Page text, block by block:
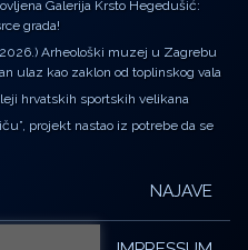
Galerija Krsto Hegedušić:
grada!
Arheološki muzej u Zagrebu
ulaz kao zaklon od toplinskog vala
hrvatskih sportskih velikana
projekt nastao iz potrebe da se
NAJAVE